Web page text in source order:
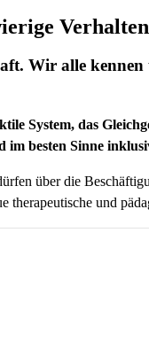
Wir alle
System, das
im besten Sinne
über die
therapeutische und